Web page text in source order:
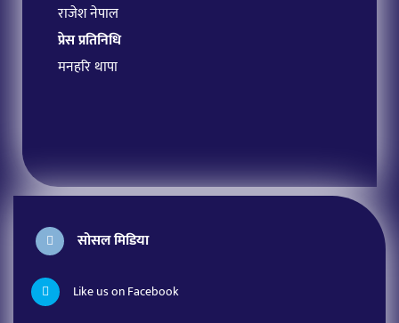
राजेश नेपाल
प्रेस प्रतिनिधि
मनहरि थापा
सोसल मिडिया
Like us on Facebook